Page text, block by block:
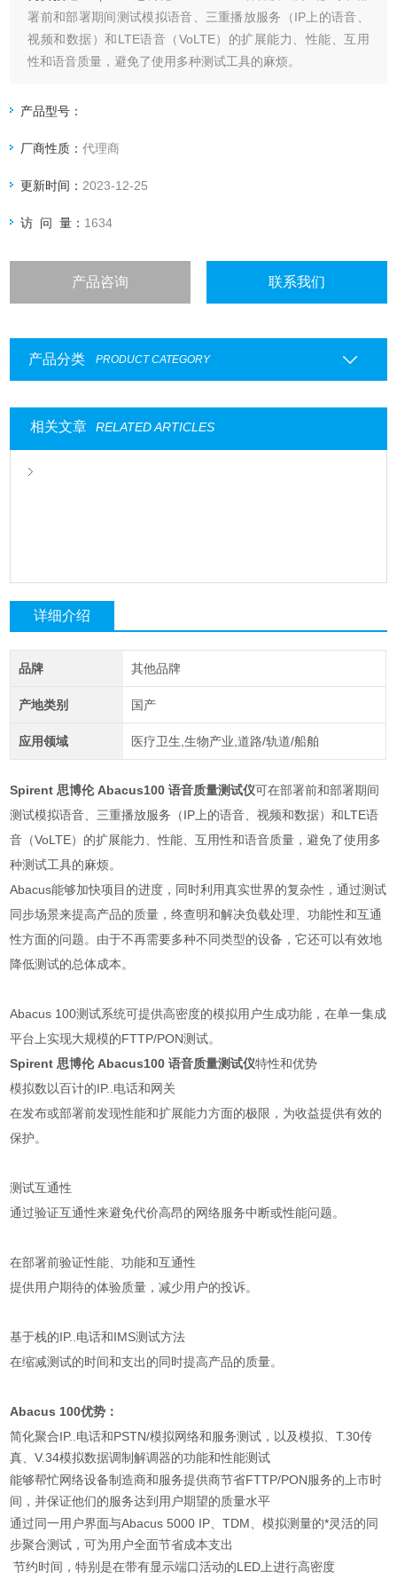
署前和部署期间测试模拟语音、三重播放服务（IP上的语音、
视频和数据）和LTE语音（VoLTE）的扩展能力、性能、互用
性和语音质量，避免了使用多种测试工具的麻烦。
产品型号：
厂商性质：代理商
更新时间： 2023-12-25
访 问 量： 1634
产品咨询 联系我们
产品分类 PRODUCT CATEGORY
相关文章 RELATED ARTICLES
详细介绍
品牌 其他品牌
产地类别 国产
应用领域 医疗卫生,生物产业,道路/轨道/船舶
Spirent 思博伦 Abacus100 语音质量测试仪可在部署前和部署期间
测试模拟语音、三重播放服务（IP上的语音、视频和数据）和LTE语
音（VoLTE）的扩展能力、性能、互用性和语音质量，避免了使用多
种测试工具的麻烦。
Abacus能够加快项目的进度，同时利用真实世界的复杂性，通过测试
同步场景来提高产品的质量，终查明和解决负载处理、功能性和互通
性方面的问题。由于不再需要多种不同类型的设备，它还可以有效地
降低测试的总体成本。
Abacus 100测试系统可提供高密度的模拟用户生成功能，在单一集成
平台上实现大规模的FTTP/PON测试。
Spirent 思博伦 Abacus100 语音质量测试仪特性和优势
模拟数以百计的IP..电话和网关
在发布或部署前发现性能和扩展能力方面的极限，为收益提供有效的
保护。
测试互通性
通过验证互通性来避免代价高昂的网络服务中断或性能问题。
在部署前验证性能、功能和互通性
提供用户期待的体验质量，减少用户的投诉。
基于栈的IP..电话和IMS测试方法
在缩减测试的时间和支出的同时提高产品的质量。
Abacus 100优势：
简化聚合IP..电话和PSTN/模拟网络和服务测试，以及模拟、T.30传
真、V.34模拟数据调制解调器的功能和性能测试
能够帮忙网络设备制造商和服务提供商节省FTTP/PON服务的上市时
间，并保证他们的服务达到用户期望的质量水平
通过同一用户界面与Abacus 5000 IP、TDM、模拟测量的*灵活的同
步聚合测试，可为用户全面节省成本支出
节约时间，特别是在带有显示端口活动的LED上进行高密度